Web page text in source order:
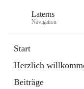
Laterns
Navigation
Start
Herzlich
Beiträge
11 Schnellzugriffe